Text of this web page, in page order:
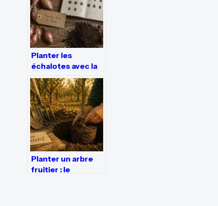
architecturale
Planter les
échalotes avec la
lune : le guide pour
éviter la pourriture
Planter un arbre
fruitier : le